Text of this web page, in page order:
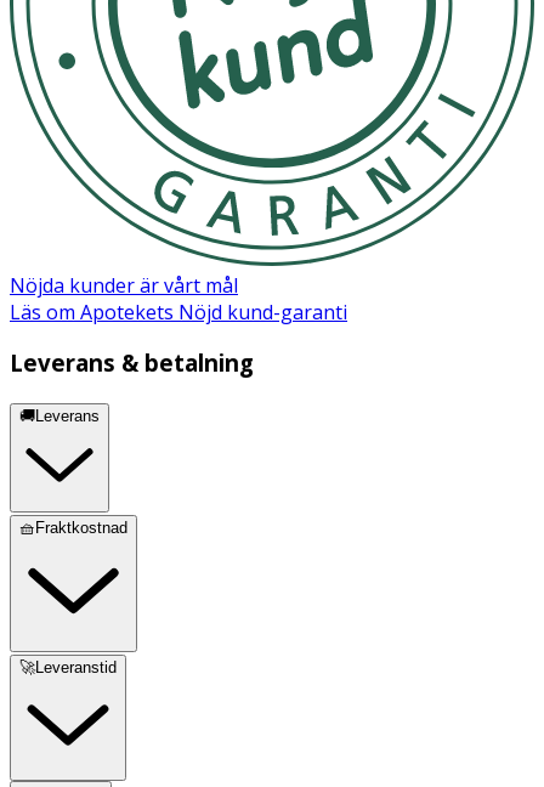
Nöjda kunder är vårt mål
Läs om Apotekets Nöjd kund-garanti
Leverans & betalning
🚚Leverans
🧺Fraktkostnad
🚀Leveranstid